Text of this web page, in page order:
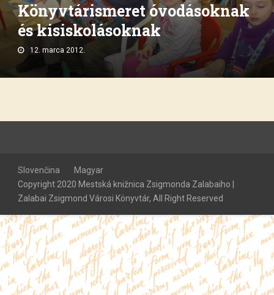
Könyvtárismeret óvodásoknak
és kisiskolásoknak
12. marca 2012.
Slovenčina
Magyar
Copyright 2020 Mestská knižnica Zsigmonda Zalabaiho |
Zalabai Zsigmond Városi Könyvtár, All Right Reserved